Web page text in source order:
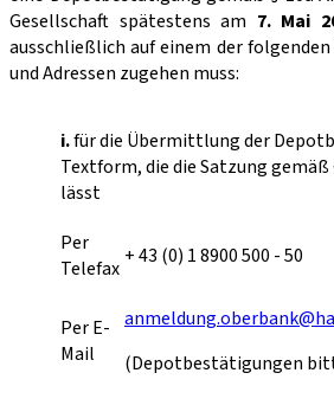
Gesellschaft spätestens am 7. Mai
ausschließlich auf einem der
und Adressen zugehen muss:
i.für die Übermittlung der
Textform, die die Satzung gemäß
lässt
Per
Telefax + 43 (0) 1 8900 500 - 50
Per E-
Mail
(Depotbestätigungen